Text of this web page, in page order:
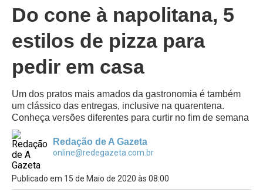
Do cone à napolitana, 5
estilos de pizza para
pedir em casa
Um dos pratos mais amados da gastronomia é também
um clássico das entregas, inclusive na quarentena.
Conheça versões diferentes para curtir no fim de semana
Redação de A Gazeta
online@redegazeta.com.br
Publicado em 15 de Maio de 2020 às 08:00